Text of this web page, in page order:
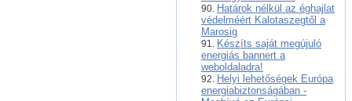
Határok nélkül az éghajlat
védelméért Kalotaszegtől a
Marosig
Készíts saját megújuló
energiás bannert a
weboldaladra!
Helyi lehetőségek Európa
energiabiztonságában -